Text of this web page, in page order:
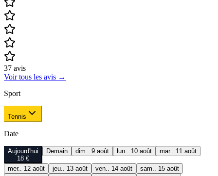
37 avis
Voir tous les avis →
Sport
Tennis
Date
Aujourd'hui
18 €
Demain dim.. 9 août lun.. 10 août mar.. 11 août
mer.. 12 août jeu.. 13 août ven.. 14 août
sam.. 15 août